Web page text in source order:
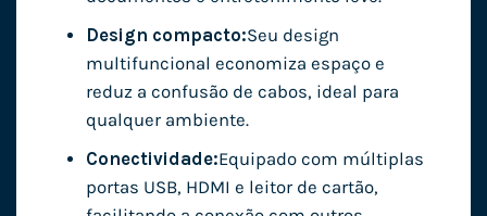
Design compacto:Seu design
multifuncional economiza espaço e
reduz a confusão de cabos, ideal para
qualquer ambiente.
Conectividade:Equipado com múltiplas
portas USB, HDMI e leitor de cartão,